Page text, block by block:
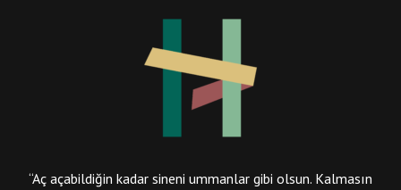
“Aç açabildiğin kadar sineni ummanlar gibi olsun. Kalmasın